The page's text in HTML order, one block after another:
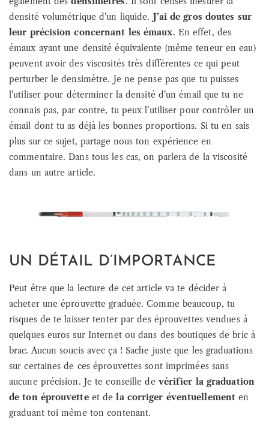
densité volumétrique d’un liquide. J’ai de gros doutes sur
leur précision concernant les émaux. En effet, des
émaux ayant une densité équivalente (même teneur en eau)
peuvent avoir des viscosités très différentes ce qui peut
perturber le densimètre. Je ne pense pas que tu puisses
l’utiliser pour déterminer la densité d’un émail que tu ne
connais pas, par contre, tu peux l’utiliser pour contrôler un
émail dont tu as déjà les bonnes proportions. Si tu en sais
plus sur ce sujet, partage nous ton expérience en
commentaire. Dans tous les cas, on parlera de la viscosité
dans un autre article.
UN DÉTAIL D’IMPORTANCE
Peut être que la lecture de cet article va te décider à
acheter une éprouvette graduée. Comme beaucoup, tu
risques de te laisser tenter par des éprouvettes vendues à
quelques euros sur Internet ou dans des boutiques de bric à
brac. Aucun soucis avec ça ! Sache juste que les graduations
sur certaines de ces éprouvettes sont imprimées sans
aucune précision. Je te conseille de vérifier la graduation
de ton éprouvetteet dela corriger éventuellement en
graduant toi même ton contenant.